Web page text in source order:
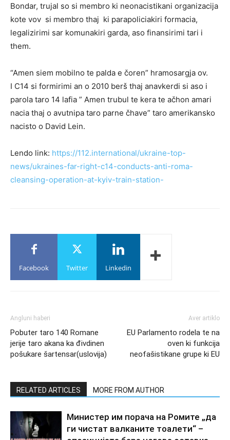
Bondar, trujal so si membro ki neonacistikani organizacija
kote vov si membro thaj ki parapoliciakiri formacia,
legalizirimi sar komunakiri garda, aso finansirimi tari i
them.
“Amen siem mobilno te palda e čoren” hramosargja ov.
I C14 si formirimi an o 2010 berš thaj anavkerdi si aso i
parola taro 14 lafia ” Amen trubul te kera te ačhon amari
nacia thaj o avutnipa taro parne čhave” taro amerikansko
nacisto o David Lein.
Lendo link: https://112.international/ukraine-top-
news/ukraines-far-right-c14-conducts-anti-roma-
cleansing-operation-at-kyiv-train-station-
Facebook Twitter Linkedin
Angluni haberi
Pobuter taro 140 Romane
jerije taro akana ka đivdinen
pošukare šartensar(uslovija)
Aver artiklo
EU Parlamento rodela te na
oven ki funkcija
neofašistikane grupe ki EU
RELATED ARTICLES MORE FROM AUTHOR
Министер им порача на Ромите „да
ги чистат валканите тоалети“ –